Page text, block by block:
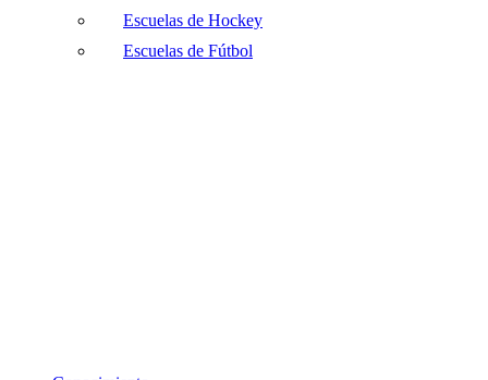
Escuelas de Hockey
Escuelas de Fútbol